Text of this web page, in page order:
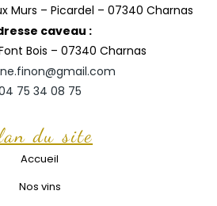
Murs – Picardel – 07340 Charnas
caveau :
Bois – 07340 Charnas
75 34 08 75
du site
Accueil
Nos vins